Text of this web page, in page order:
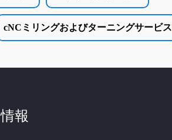
cNCミリングおよびターニングサービス
情報